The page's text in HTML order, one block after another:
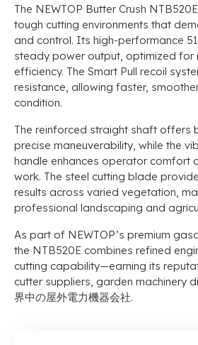
The NEWTOP Butter Crush
tough cutting environments that
and control. Its high-performance
steady power output, optimized for
efficiency. The Smart Pull recoil
resistance, allowing faster,
condition.
The reinforced straight shaft offers
precise maneuverability, while the
handle enhances operator comfort
work. The steel cutting blade
results across varied vegetation,
professional landscaping and
As part of NEWTOP’s premium
the NTB520E combines refined
cutting capability—earning its
cutter suppliers, garden machinery
界中の屋外電力機器会社.